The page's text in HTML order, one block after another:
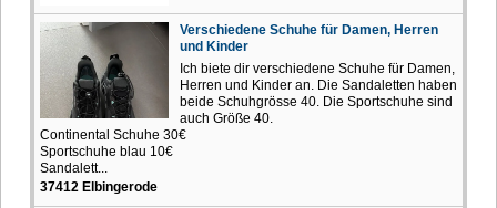
Verschiedene Schuhe für Damen, Herren
und Kinder
Ich biete dir verschiedene Schuhe für Damen,
Herren und Kinder an. Die Sandaletten haben
beide Schuhgrösse 40. Die Sportschuhe sind
auch Größe 40.
Continental Schuhe 30€
Sportschuhe blau 10€
Sandalett...
37412 Elbingerode